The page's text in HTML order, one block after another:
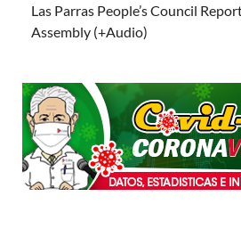
Las Parras People’s Council
Assembly (+Audio)